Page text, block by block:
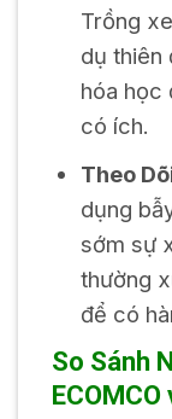
Trồng
dụ thiên
hóa học
có ích.
Theo
dụng
sớm sự
thường
để có
So Sánh